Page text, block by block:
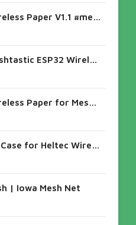
Heltec Wireless Paper V1.1 #meshtastic #esp32 - YouTubeHP - How to assemble the case for the Heltec Wireless Paper ...REDE MESHTASTIC SANTA
Heltec Meshtastic ESP32 Wireless Paper Eink Display Smart ...
Heltec Wireless Paper for Meshtastic - YouTubeHeltec Meshtastic ESP32 Wireless Paper Eink Display Smart ...Heltec Wireless Paper V1.1 #mesht
The ONLY Case for Heltec Wireless Paper (with SMA...) - YouTube
| Iowa Mesh Net